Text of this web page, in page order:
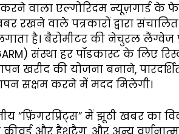
करने वाला एल्गोरिदम न्यूज़गार्ड
रखने वाले पत्रकारों द्वारा
है। बैरोमीटर की नेचुरल लैंग्वेज
संस्था हर पॉडकास्ट के लिए
खरीद की योजना बनाने,
सक्षम करने में मदद मिलेगी।
“फ़िंगरप्रिंट्स” में झूठी खबर का